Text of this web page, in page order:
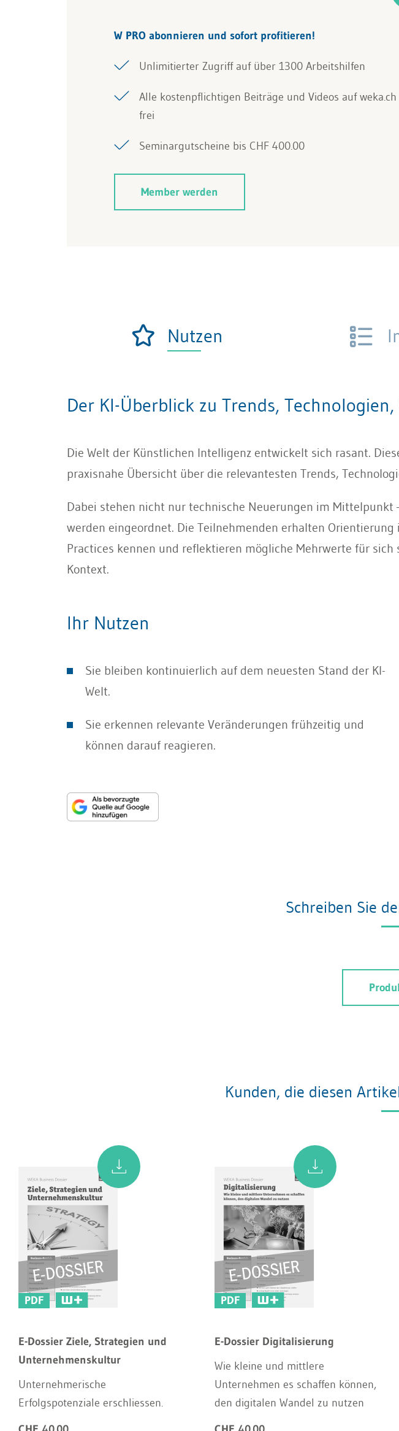
W PRO abonnieren und sofort profitieren!
Unlimitierter Zugriff auf über 1300 Arbeitshilfen
Alle kostenpflichtigen Beiträge und Videos auf weka.ch
frei
Seminargutscheine bis CHF 400.00
Member werden
Nutzen
Der KI-Überblick zu Trends,
Die Welt der Künstlichen Intelligenz entwickelt sich rasant.
praxisnahe Übersicht über die relevantesten Trends,
Dabei stehen nicht nur technische Neuerungen im
werden eingeordnet. Die Teilnehmenden erhalten
Practices kennen und reflektieren mögliche Mehrwerte für
Kontext.
Ihr Nutzen
Sie bleiben kontinuierlich auf dem neuesten Stand der KI-
Welt.
Sie erkennen relevante Veränderungen frühzeitig und
können darauf reagieren.
Schreiben Sie
Kunden, die diesen
PDF
E-Dossier Ziele, Strategien und
Unternehmenskultur
Unternehmerische
Erfolgspotenziale erschliessen.
PDF
E-Dossier Digitalisierung
Wie kleine und mittlere
Unternehmen es schaffen können,
den digitalen Wandel zu nutzen